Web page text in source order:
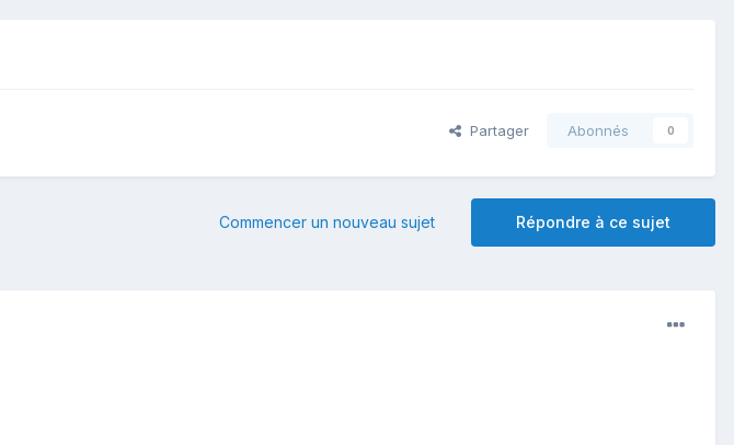
Partager Abonnés 0
Répondre à ce sujet
Commencer un nouveau sujet